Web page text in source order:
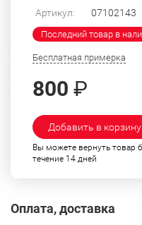
Артикул: 07102143
Последний товар в
Бесплатная примерка
800 ₽
Добавить в корзину
Вы можете вернуть товар
течение 14 дней
Оплата, доставка